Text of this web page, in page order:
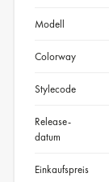
Modell
Colorway
Stylecode
Release-
datum
Einkaufspreis